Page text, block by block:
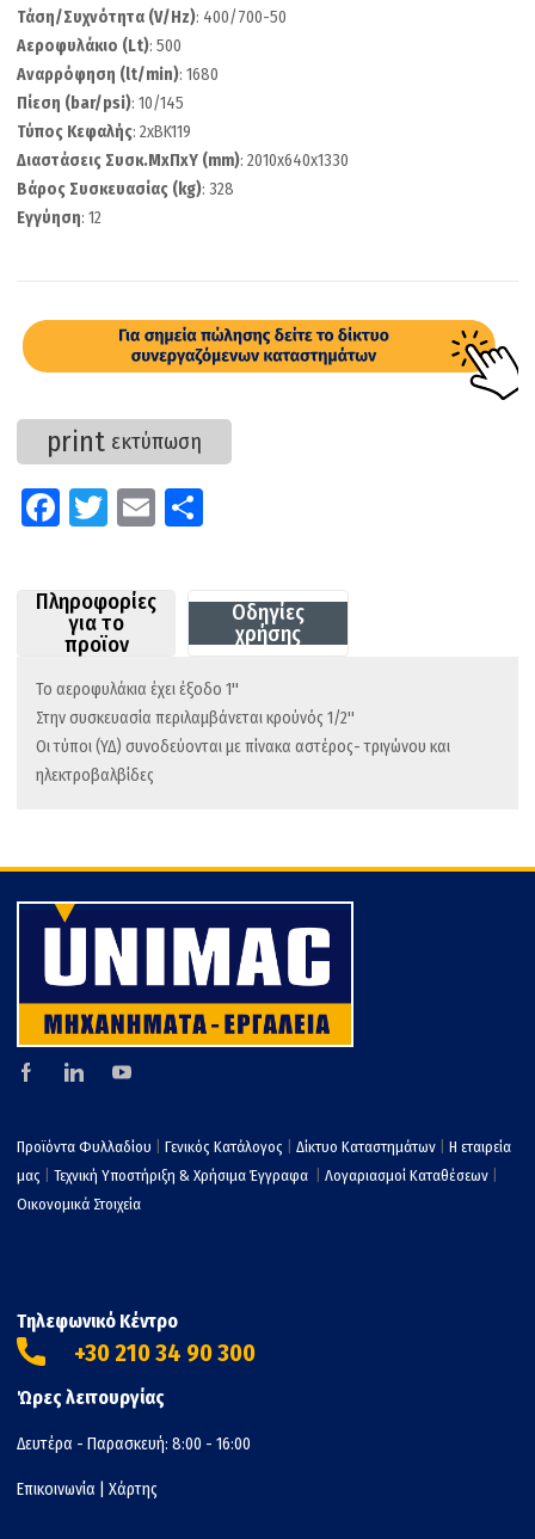
Τάση/Συχνότητα (V/Hz): 400/700-50
Αεροφυλάκιο (Lt): 500
Αναρρόφηση (lt/min): 1680
Πίεση (bar/psi): 10/145
Τύπος Κεφαλής: 2xBK119
Διαστάσεις Συσκ.ΜxΠxΥ (mm): 2010x640x1330
Βάρος Συσκευασίας (kg): 328
Εγγύηση: 12
print εκτύπωση
Fa
o
o
k
T
tt
er
E
στ
εί
τε
Πληροφορίες
για το
προϊον
Οδηγίες
χρήσης
Το αεροφυλάκια έχει έξοδο 1''
Στην συσκευασία περιλαμβάνεται κρούνός 1/2''
Οι τύποι (ΥΔ) συνοδεύονται με πίνακα αστέρος- τριγώνου και
ηλεκτροβαλβίδες
Προϊόντα Φυλλαδίου Γενικός Κατάλογος Δίκτυο Καταστημάτων
Η εταιρεία
μας
Τεχνική Υποστήριξη & Χρήσιμα Έγγραφα Λογαριασμοί Καταθέσεων
Οικονομικά Στοιχεία
Τηλεφωνικό Κέντρο
+30 210 34 90 300
Ώρες λειτουργίας
Δευτέρα - Παρασκευή: 8:00 - 16:00
Επικοινωνία Χάρτης